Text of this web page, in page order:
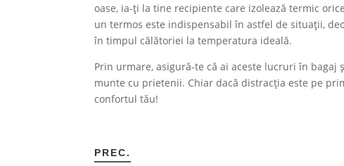
oase, ia-ți la tine recipiente care izolează termic
un termos este indispensabil în astfel de situații,
în timpul călătoriei la temperatura ideală.
Prin urmare, asigură-te că ai aceste lucruri în
munte cu prietenii. Chiar dacă distracția este pe
confortul tău!
PREC.